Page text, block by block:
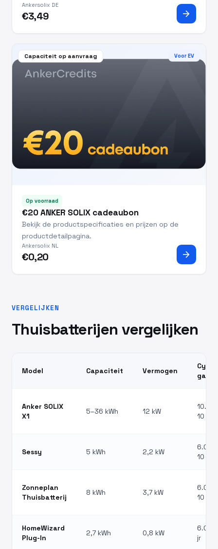
Ankersolix DE
€3,49 arrow_forward
Capaciteit op aanvraag Voor EV
Op voorraad
€20 ANKER SOLIX cadeaubon
Bekijk de productspecificaties en prijzen op de
productdetailpagina.
Ankersolix NL
€0,20 arrow_forward
VERGELIJKEN
Thuisbatterijen vergelijken
Model Capaciteit Vermogen
Cycli /
Anker SOLIX
X1
5–36 kWh 12 kW
10 jr
Sessy 5 kWh 2,2 kW
6.000
10 jr
Zonneplan
Thuisbatterij
8 kWh 3,7 kW
6.000
10 jr
HomeWizard
Plug-In
2,7 kWh 0,8 kW
jr